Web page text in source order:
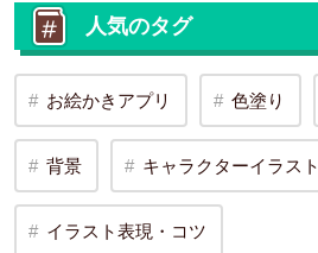
人気のタグ
お絵かきアプリ 色塗り
背景 キャラクターイラスト
イラスト表現・コツ